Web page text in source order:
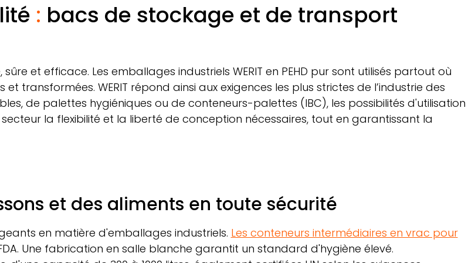
: bacs de stockage et de transport
et efficace. Les emballages industriels WERIT en PEHD pur sont utilisés partout où
et transformées. WERIT répond ainsi aux exigences les plus strictes de l’industrie des
de palettes hygiéniques ou de conteneurs-palettes (IBC), les possibilités d'utilisation
la flexibilité et la liberté de conception nécessaires, tout en garantissant la
et des aliments en toute sécurité
en matière d'emballages industriels. Les conteneurs intermédiaires en vrac pour
Une fabrication en salle blanche garantit un standard d'hygiène élevé.